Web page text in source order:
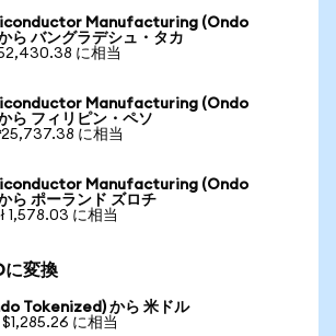
Manufacturing (Ondo
ら バングラデシュ・タカ
に相当
Manufacturing (Ondo
ら フィリピン・ペソ
に相当
Manufacturing (Ondo
ら ポーランド ズロチ
1,578.03 に相当
に変換
Tokenized) から 米ドル
に相当